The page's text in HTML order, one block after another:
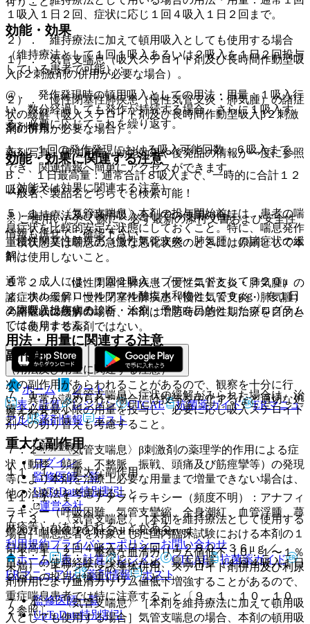
効能・効果
１）． 気管支喘息（吸入ステロイド剤及び長時間作動型吸
入β２刺激剤の併用が必要な場合）。
２）． 慢性閉塞性肺疾患（慢性気管支炎・肺気腫）の諸症
状の緩解（吸入ステロイド剤及び長時間作動型吸入β２刺激
剤の併用が必要な場合）。
効能・効果に関連する注意
（効能又は効果に関連する注意）
５．１． 〈気管支喘息〉本剤の投与開始前には、患者の喘
息症状を比較的安定な状態にしておくこと。特に、喘息発作
重積状態又は喘息の急激な悪化状態のときには原則として本
剤は使用しないこと。
５．２． 〈慢性閉塞性肺疾患（慢性気管支炎・肺気腫）の
諸症状の緩解〉慢性閉塞性肺疾患（慢性気管支炎・肺気腫）
の諸症状の緩解の場合、本剤は増悪時の急性期治療を目的と
して使用する薬剤ではない。
副作用
次の副作用があらわれることがあるので、観察を十分に行
い、異常が認められた場合には投与を中止するなど適切な処
置を行うこと。
重大な副作用
１１．１． 重大な副作用
１１．１．１． アナフィラキシー（頻度不明）：アナフィ
ラキシー（呼吸困難、気管支攣縮、全身潮紅、血管浮腫、蕁
麻疹等）があらわれることがある。
１１．１．２． 重篤な血清カリウム値低下（０．１〜１％
未満）：キサンチン誘導体併用、ステロイド剤併用及び利尿
剤併用により血清カリウム値低下増強することがあるので、
重症喘息患者では特に注意すること〔９．１．１０、１０．
２参照〕。
１吸入１日２回、症状に応じ１回４吸入１日２回まで。
２）． 維持療法に加えて頓用吸入としても使用する場合
（維持療法として１回１吸入あるいは２吸入を１日２回投与
している患者で可能）：
@． 発作発現時の頓用吸入としての用法・用量：１吸入行
い、数分経過しても発作が持続する場合、さらに１吸入す
る。必要に応じてこれを繰り返す。
A． １回の発作発現における吸入可能回数：６吸入まで。
B． １日最高量：通常合計８吸入まで、一時的に合計１２
吸入まで＊。
＊）維持療法及び頓用吸入としての使用の合計。
〈慢性閉塞性肺疾患（慢性気管支炎・肺気腫）の諸症状の緩
解〉
通常、成人には、１回２吸入（ブデソニドとして３２０μ
ｇ、ホルモテロールフマル酸塩水和物として９μｇ）を１日
２回吸入投与する。
用法・用量に関連する注意
（用法及び用量に関連する注意）
７．１． 〈気管支喘息〉症状の緩解がみられた場合は、治
療上必要最小限の用量を投与し、必要に応じ吸入ステロイド
剤への切り替えも考慮すること。
７．２． 〈気管支喘息〉β刺激剤の薬理学的作用による症
状（動悸、頻脈、不整脈、振戦、頭痛及び筋痙攣等）の発現
等により本剤を治療上必要な用量まで増量できない場合は、
他の治療法を考慮すること。
７．３． 〈気管支喘息〉［本剤を維持療法として使用する
場合］喘息患者を対象とした国内臨床試験における本剤の１
日最高量（１回４吸入１日２回（１２８０／３６μｇ／
日））の使用経験は少ないため、最高用量（１回４吸入１日
２回）の投与は慎重に行うこと。
７．４． 〈気管支喘息〉［本剤を維持療法に加えて頓用吸
入としても使用する場合］気管支喘息の場合、本剤の頓用吸
薬剤情報
薬剤写真、用法用量、効能効果や後発品の情報が一度に参照
でき、関連情報へ簡単にアクセスができます。
一般名、製品名どちらでも検索可能！
※ ご使用いただく際に、必ず最新の添付文書および安全性
情報も併せてご確認下さい。
※本製品は疾病の診断・治療・予防を目的としたプログラム
ではありません。
ホーム
ノート
表・計算
レジメン CTCAE 抗菌薬ガイド
ERマニュ
アル
薬剤情報 ポスト
新規登録
ログイン
監修医師一覧
UpToDate特別割引
運営会社
© 2021 HOKUTO Inc. All rights reserved.
利用規約プライバシーポリシーお問い合わせ
ホーム
表・計算 レジメン CTCAE
抗菌薬ガイド
ERマニュアル
薬剤情報 ポスト
監修医師一覧
UpToDate特別割引